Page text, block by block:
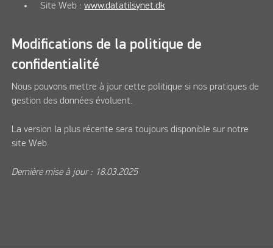
Site Web :www.datatilsynet.dk
Modifications de la politique de
confidentialité
Nous pouvons mettre à jour cette politique si nos pratiques de
gestion des données évoluent.
La version la plus récente sera toujours disponible sur notre
site Web.
Dernière mise à jour : 18.03.2025